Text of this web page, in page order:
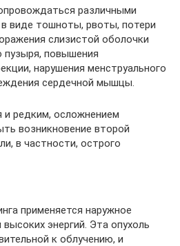
различными
виде тошноты, рвоты, потери
слизистой оболочки
пузыря, повышения
нарушения менструального
сердечной мышцы.
редким, осложнением
возникновение второй
в частности, острого
применяется наружное
энергий. Эта опухоль
к облучению, и